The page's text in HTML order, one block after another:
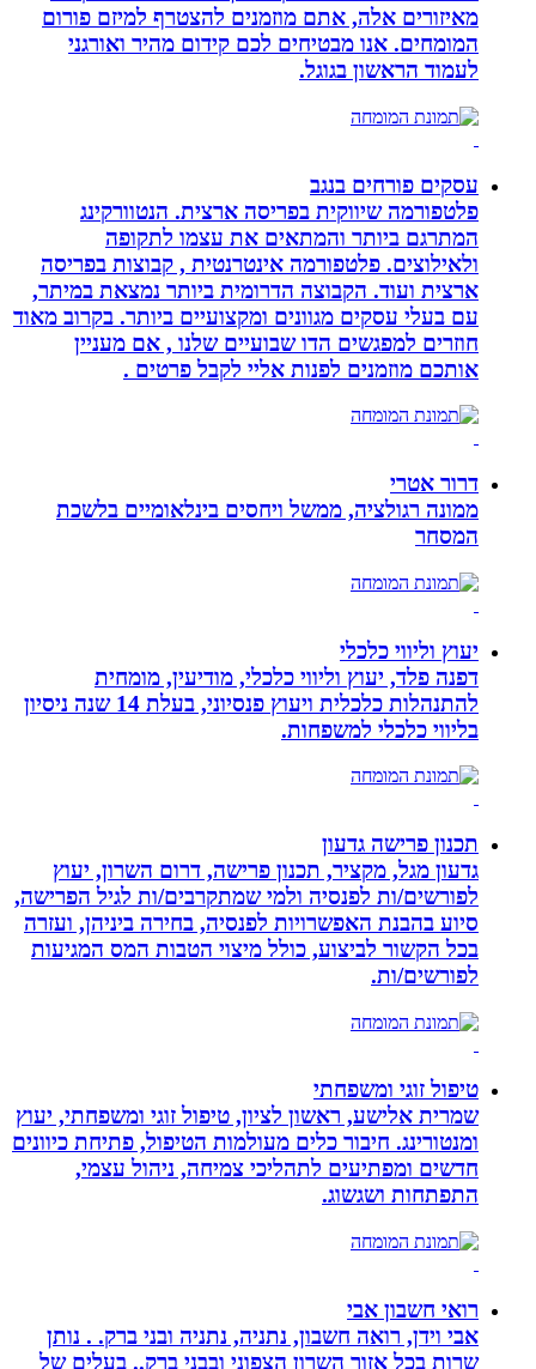
מאיזורים אלה, אתם מוזמנים להצטרף למיזם פורום
המומחים. אנו מבטיחים לכם קידום מהיר ואורגני
לעמוד הראשון בגוגל.
עסקים פורחים בנגב
פלטפורמה שיווקית בפריסה ארצית. הנטוורקינג
המתרגם ביותר והמתאים את עצמו לתקופה
ולאילוצים. פלטפורמה אינטרנטית , קבוצות בפריסה
ארצית ועוד. הקבוצה הדרומית ביותר נמצאת במיתר,
עם בעלי עסקים מגוונים ומקצועיים ביותר. בקרוב מאוד
חוזרים למפגשים הדו שבועיים שלנו , אם מעניין
אותכם מוזמנים לפנות אליי לקבל פרטים .
דרור אטרי
ממונה רגולציה, ממשל ויחסים בינלאומיים בלשכת
המסחר
יעוץ וליווי כלכלי
דפנה פלד, יעוץ וליווי כלכלי, מודיעין, מומחית
להתנהלות כלכלית ויעוץ פנסיוני, בעלת 14 שנה ניסיון
בליווי כלכלי למשפחות.
תכנון פרישה גדעון
גדעון מגל, מקציר, תכנון פרישה, דרום השרון, יעוץ
לפורשים/ות לפנסיה ולמי שמתקרבים/ות לגיל הפרישה,
סיוע בהבנת האפשרויות לפנסיה, בחירה ביניהן, ועזרה
בכל הקשור לביצוע, כולל מיצוי הטבות המס המגיעות
לפורשים/ות.
טיפול זוגי ומשפחתי
שמרית אלישע, ראשון לציון, טיפול זוגי ומשפחתי, יעוץ
ומנטורינג. חיבור כלים מעולמות הטיפול, פתיחת כיוונים
חדשים ומפתיעים לתהליכי צמיחה, ניהול עצמי,
התפתחות ושגשוג.
רואי חשבון אבי
אבי וידן, רואה חשבון, נתניה, נתניה ובני ברק. . נותן
שרות בכל אזור השרון הצפוני ובבני ברק.. בעלים של